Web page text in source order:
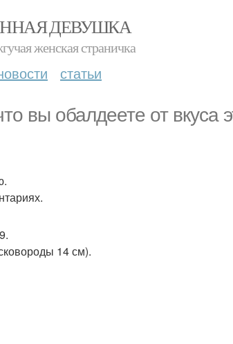
ДЕВУШКА
женская страничка
статьи
вы обалдеете от вкуса
14 см).